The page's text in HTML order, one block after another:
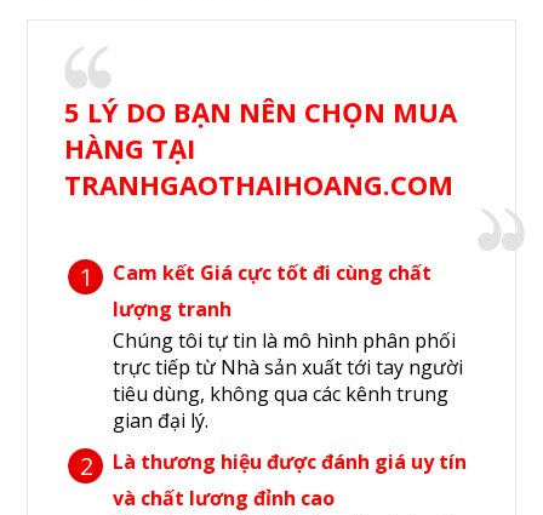
5 LÝ DO BẠN NÊN CHỌN MUA
HÀNG TẠI
TRANHGAOTHAIHOANG.COM
1
Cam kết Giá cực tốt đi cùng chất
lượng tranh
Chúng tôi tự tin là mô hình phân phối
trực tiếp từ Nhà sản xuất tới tay người
tiêu dùng, không qua các kênh trung
gian đại lý.
2
Là thương hiệu được đánh giá uy tín
và chất lương đỉnh cao